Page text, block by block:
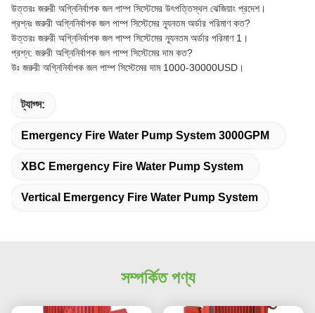
উত্তরঃ জরুরী অগ্নিনির্বাপক জল পাম্প সিস্টেমের উৎপত্তিস্থল ঝেজিয়াং প্রদেশ।
প্রশ্নঃ জরুরী অগ্নিনির্বাপক জল পাম্প সিস্টেমের ন্যূনতম অর্ডার পরিমাণ কত?
উত্তরঃ জরুরী অগ্নিনির্বাপক জল পাম্প সিস্টেমের ন্যূনতম অর্ডার পরিমাণ 1।
প্রশ্ন: জরুরী অগ্নিনির্বাপক জল পাম্প সিস্টেমের দাম কত?
উঃ জরুরী অগ্নিনির্বাপক জল পাম্প সিস্টেমের দাম 1000-30000USD।
ট্যাগ্স:
Emergency Fire Water Pump System 3000GPM
XBC Emergency Fire Water Pump System
Vertical Emergency Fire Water Pump System
সম্পর্কিত পণ্য